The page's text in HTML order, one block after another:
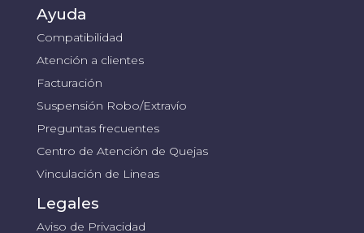
Ayuda
Compatibilidad
Atención a clientes
Facturación
Suspensión Robo/Extravío
Preguntas frecuentes
Centro de Atención de Quejas
Vinculación de Lineas
Legales
Aviso de Privacidad